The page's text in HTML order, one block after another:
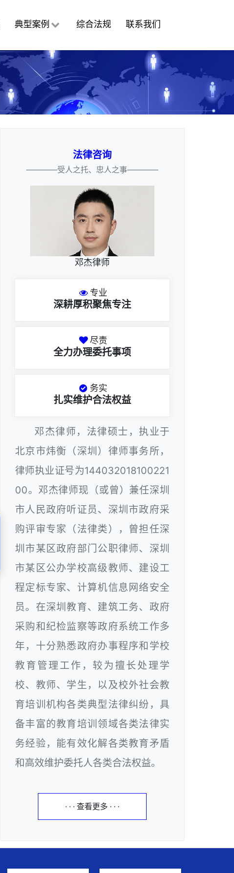
典型案例 综合法规 联系我们
法律咨询
————受人之托、忠人之事————
邓杰律师
专业
深耕厚积聚焦专注
尽责
全力办理委托事项
务实
扎实维护合法权益
邓杰律师，法律硕士，执业于
北京市炜衡（深圳）律师事务所，
律师执业证号为144032018100221
00。邓杰律师现（或曾）兼任深圳
市人民政府听证员、深圳市政府采
购评审专家（法律类），曾担任深
圳市某区政府部门公职律师、深圳
市某区公办学校高级教师、建设工
程定标专家、计算机信息网络安全
员。在深圳教育、建筑工务、政府
采购和纪检监察等政府系统工作多
年，十分熟悉政府办事程序和学校
教育管理工作，较为擅长处理学
校、教师、学生，以及校外社会教
育培训机构各类典型法律纠纷，具
备丰富的教育培训领域各类法律实
务经验，能有效化解各类教育矛盾
和高效维护委托人各类合法权益。
· · · 查看更多 · · ·